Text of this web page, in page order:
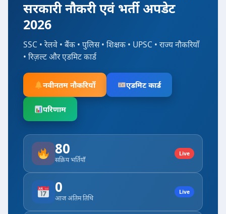
सरकारी नौकरी एवं भर्ती अपडेट
2026
SSC • रेलवे • बैंक • पुलिस • शिक्षक • UPSC • राज्य नौकरियाँ
• रिज़ल्ट और एडमिट कार्ड
नवीनतम नौकरियाँ एडमिट कार्ड
परिणाम
80
सक्रिय भर्तियाँ
Live
0
आज अंतिम तिथि
Live